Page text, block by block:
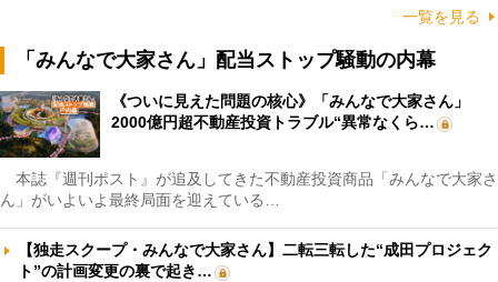
一覧を見る
「みんなで大家さん」配当ストップ騒動の内幕
《ついに見えた問題の核心》「みんなで大家さん」
2000億円超不動産投資トラブル“異常なくら…
本誌『週刊ポスト』が追及してきた不動産投資商品「みんなで大家さ
ん」がいよいよ最終局面を迎えている…
【独走スクープ・みんなで大家さん】二転三転した“成田プロジェク
ト”の計画変更の裏で起き…